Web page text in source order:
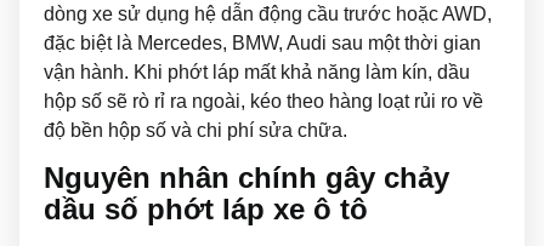
dòng xe sử dụng hệ dẫn động cầu trước hoặc AWD,
đặc biệt là Mercedes, BMW, Audi sau một thời gian
vận hành. Khi phớt láp mất khả năng làm kín, dầu
hộp số sẽ rò rỉ ra ngoài, kéo theo hàng loạt rủi ro về
độ bền hộp số và chi phí sửa chữa.
Nguyên nhân chính gây chảy
dầu số phớt láp xe ô tô